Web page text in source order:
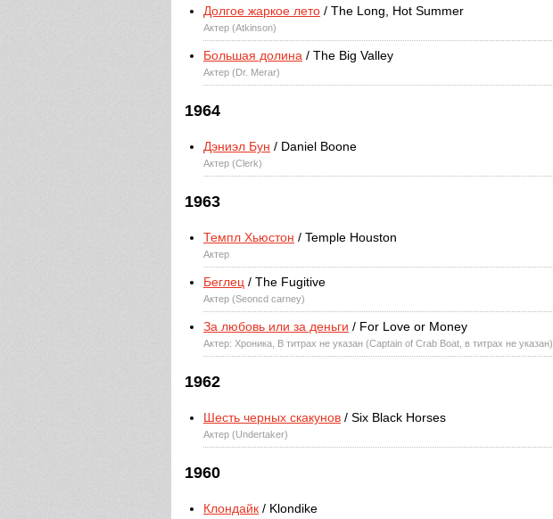
Долгое жаркое лето / The Long, Hot Summer
Актер (Atkinson)
Большая долина / The Big Valley
Актер (Dr. Merar)
1964
Дэниэл Бун / Daniel Boone
Актер (Clerk)
1963
Темпл Хьюстон / Temple Houston
Актер
Беглец / The Fugitive
Актер (Seoncd carney)
За любовь или за деньги / For Love or Money
Актер: Хроника, В титрах не указан (Captain of Crab Boat, в титрах не указан)
1962
Шесть черных скакунов / Six Black Horses
Актер (Undertaker)
1960
Клондайк / Klondike